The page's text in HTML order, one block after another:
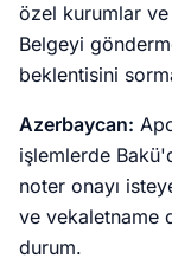
özel kurumlar
Belgeyi
beklentisini
Azerbaycan:
işlemlerde
noter onayı
ve vekaletname
durum.